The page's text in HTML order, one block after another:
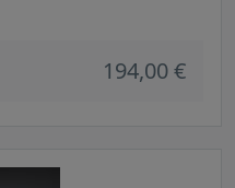
194,00 €